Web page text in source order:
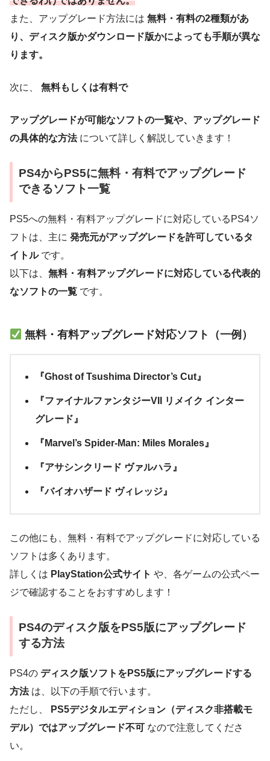
また、アップグレード方法には 無料・有料の2種類があ
り、ディスク版かダウンロード版かによっても手順が異な
ります。
次に、 無料もしくは有料で
アップグレードが可能なソフトの一覧や、アップグレード
の具体的な方法について詳しく解説していきます！
PS4からPS5に無料・有料でアップグレード
できるソフト一覧
PS5への無料・有料アップグレードに対応しているPS4ソ
フトは、主に 発売元がアップグレードを許可しているタ
イトルです。
以下は、 無料・有料アップグレードに対応している代表的
なソフトの一覧 です。
無料・有料アップグレード対応ソフト（一例）
『Ghost of Tsushima Director’s Cut』
『ファイナルファンタジーVII リメイク インター
グレード』
『Marvel’s Spider-Man: Miles Morales』
『アサシンクリード ヴァルハラ』
『バイオハザード ヴィレッジ』
この他にも、無料・有料でアップグレードに対応している
ソフトは多くあります。
詳しくは PlayStation公式サイト や、各ゲームの公式ペー
ジで確認することをおすすめします！
PS4のディスク版をPS5版にアップグレード
する方法
PS4の ディスク版ソフトをPS5版にアップグレードする
方法は、以下の手順で行います。
ただし、
PS5デジタルエディション（ディスク非搭載モ
デル）ではアップグレード不可 なので注意してくださ
い。